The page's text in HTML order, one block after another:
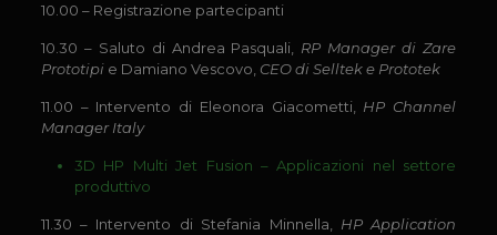
10.00 – Registrazione partecipanti
10.30 – Saluto di Andrea Pasquali, RP Manager di Zare
Prototipie Damiano Vescovo, CEO di Selltek e Prototek
11.00 – Intervento di Eleonora Giacometti, HP Channel
Manager Italy
3D HP Multi Jet Fusion – Applicazioni nel settore
produttivo
11.30 – Intervento di Stefania Minnella, HP Application